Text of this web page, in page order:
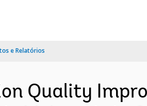
e Relatórios
Quality